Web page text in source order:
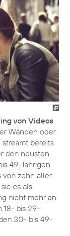
von Videos
Wänden oder
streamt bereits
den neusten
49-Jährigen
von zehn aller
es als
nicht mehr an
18- bis 29-
30- bis 49-